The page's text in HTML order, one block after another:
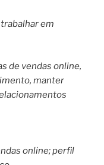
em
de vendas online,
manter
online; perfil